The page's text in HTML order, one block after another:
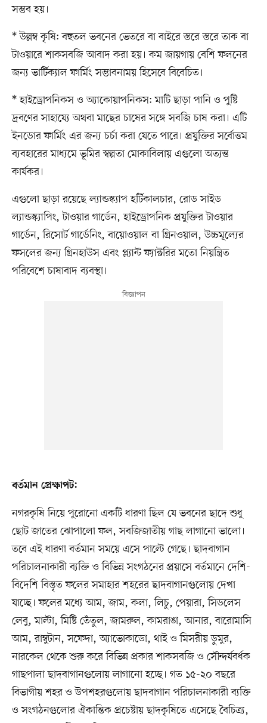
সম্ভব হয়।
* উল্লম্ব কৃষি: বহুতল ভবনের ভেতরে বা বাইরে স্তরে স্তরে তাক বা
টাওয়ারে শাকসবজি আবাদ করা হয়। কম জায়গায় বেশি ফলনের
জন্য ভার্টিক্যাল ফার্মিং সম্ভাবনাময় হিসেবে বিবেচিত।
* হাইড্রোপনিকস ও অ্যাকোয়াপনিকস: মাটি ছাড়া পানি ও পুষ্টি
দ্রবণের সাহায্যে অথবা মাছের চাষের সঙ্গে সবজি চাষ করা। এটি
ইনডোর ফার্মিং এর জন্য চর্চা করা যেতে পারে। প্রযুক্তির সর্বোত্তম
ব্যবহারের মাধ্যমে ভূমির স্বল্পতা মোকাবিলায় এগুলো অত্যন্ত
কার্যকর।
এগুলো ছাড়া রয়েছে ল্যান্ডস্ক্যাপ হর্টিকালচার, রোড সাইড
ল্যান্ডস্ক্যাপিং, টাওয়ার গার্ডেন, হাইড্রোপনিক প্রযুক্তির টাওয়ার
গার্ডেন, রিসোর্ট গার্ডেনিং, বায়োওয়াল বা গ্রিনওয়াল, উচ্চমূল্যের
ফসলের জন্য গ্রিনহাউস এবং প্ল্যান্ট ফ্যাক্টরির মতো নিয়ন্ত্রিত
পরিবেশে চাষাবাদ ব্যবস্থা।
বর্তমান প্রেক্ষাপট:
নগরকৃষি নিয়ে পুরোনো একটি ধারণা ছিল যে ভবনের ছাদে শুধু
ছোট জাতের ঝোপালো ফল, সবজিজাতীয় গাছ লাগানো ভালো।
তবে এই ধারণা বর্তমান সময়ে এসে পাল্টে গেছে। ছাদবাগান
পরিচালনাকারী ব্যক্তি ও বিভিন্ন সংগঠনের প্রয়াসে বর্তমানে দেশি-
বিদেশি বিস্তৃত ফলের সমাহার শহরের ছাদবাগানগুলোয় দেখা
যাচ্ছে। ফলের মধ্যে আম, জাম, কলা, লিচু, পেয়ারা, সিডলেস
লেবু, মাল্টা, মিষ্টি তেঁতুল, জামরুল, কামরাঙা, আনার, বারোমাসি
আম, রাম্বুটান, সফেদা, অ্যাভোকাডো, থাই ও মিসরীয় ডুমুর,
নারকেল থেকে শুরু করে বিভিন্ন প্রকার শাকসবজি ও সৌন্দর্যবর্ধক
গাছপালা ছাদবাগানগুলোয় লাগানো হচ্ছে। গত ১৫-২০ বছরে
বিভাগীয় শহর ও উপশহরগুলোয় ছাদবাগান পরিচালনাকারী ব্যক্তি
ও সংগঠনগুলোর ঐকান্তিক প্রচেষ্টায় ছাদকৃষিতে এসেছে বৈচিত্র্য,